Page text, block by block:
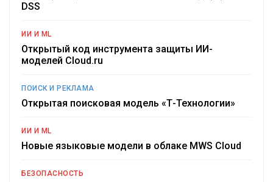
DSS
ИИ И ML
Открытый код инструмента защиты ИИ-
моделей Cloud.ru
ПОИСК И РЕКЛАМА
Открытая поисковая модель «Т-Технологии»
ИИ И ML
Новые языковые модели в облаке MWS Cloud
БЕЗОПАСНОСТЬ